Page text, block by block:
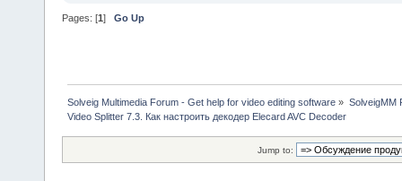
Pages: [1] Go Up
Solveig Multimedia Forum - Get help for video editing software » SolveigMM
Video Splitter 7.3. Как настроить декодер Elecard AVC Decoder
Jump to: